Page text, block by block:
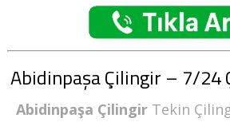
Abidinpaşa Çilingir – 7/24
Abidinpaşa Çilingir Tekin